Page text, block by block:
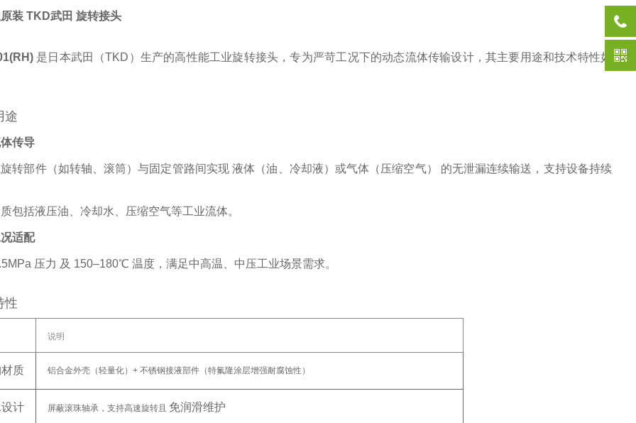
装 TKD武田 旋转接头
‌ 是日本武田（TKD）生产的高性能工业旋转接头，专为严苛工况下的动态流体传输设计，其主要用途和技术特性如
途
传导
转部件（如转轴、滚筒）与固定管路间实现 液体（油、冷却液）或气体（压缩空气）
‌ 的无泄漏连续输送，支持设备持续
包括液压油、冷却水、压缩空气等工业流体。
适配
压力 ‌ 及 ‌ 150–180℃ 温度 ‌，满足中高温、中压工业场景需求。
性
说明
质 铝合金外壳（轻量化）+ 不锈钢接液部件（特氟隆涂层增强耐腐蚀性）
计 屏蔽滚珠轴承，支持高速旋转且 ‌ 免润滑维护